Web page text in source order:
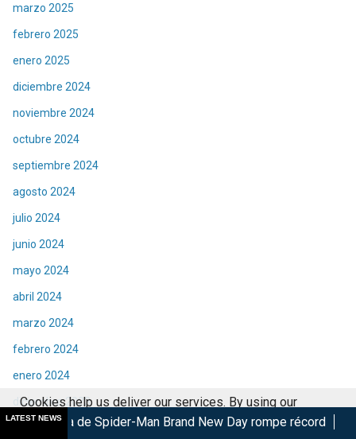
marzo 2025
febrero 2025
enero 2025
diciembre 2024
noviembre 2024
octubre 2024
septiembre 2024
agosto 2024
julio 2024
junio 2024
mayo 2024
abril 2024
marzo 2024
febrero 2024
enero 2024
diciembre 2023
noviembre 2023
LATEST NEWSMan Brand New Day rompe récord Alicia Silverstone
Cookies help us deliver our services. By using our
services, you agree to our use of cookies.
Got it